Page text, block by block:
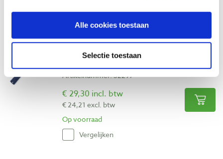
Alle cookies toestaan
Selectie toestaan
Gyokucho 292 Razorsaw Dozuki
Komame Japanse zwaluwstaartzaag 180
Artikelnummer: 32297
€ 29,30 incl. btw
€ 24,21 excl. btw
Op voorraad
Vergelijken